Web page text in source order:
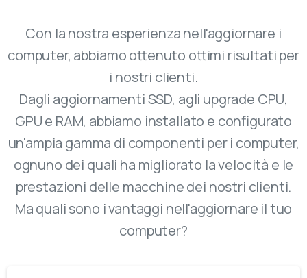
Con la nostra esperienza nell'aggiornare i
computer, abbiamo ottenuto ottimi risultati per
i nostri clienti.
Dagli aggiornamenti SSD, agli upgrade CPU,
GPU e RAM, abbiamo installato e configurato
un'ampia gamma di componenti per i computer,
ognuno dei quali ha migliorato la velocità e le
prestazioni delle macchine dei nostri clienti.
Ma quali sono i vantaggi nell'aggiornare il tuo
computer?